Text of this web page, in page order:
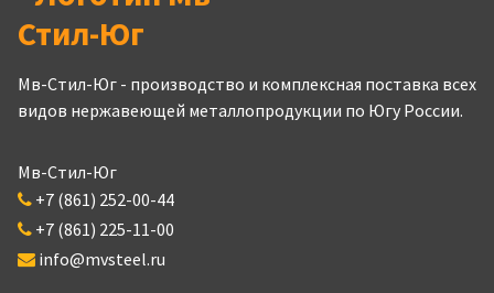
Мв-Стил-Юг - производство и комплексная поставка всех
видов нержавеющей металлопродукции по Югу России.
Мв-Стил-Юг
+7 (861) 252-00-44
+7 (861) 225-11-00
info@mvsteel.ru